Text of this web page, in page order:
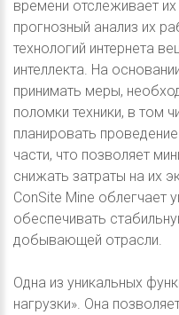
времени отслеживает
прогнозный анализ их
технологий интернета
интеллекта. На
принимать меры,
поломки техники, в том
планировать
части, что позволяет
снижать затраты на их
ConSite Mine облегчает
обеспечивать
добывающей отрасли.
Одна из уникальных
нагрузки». Она